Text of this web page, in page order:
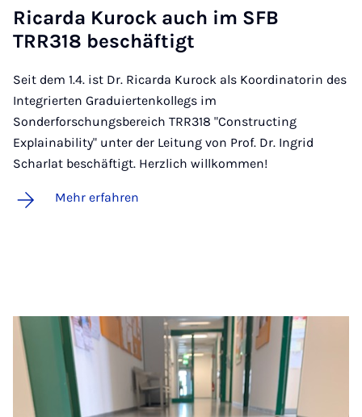
Ri­car­da Kurock auch im SFB
TRR318 be­schäf­tigt
Seit dem 1.4. ist Dr. Ricarda Kurock als Koordinatorin des
Integrierten Graduiertenkollegs im
Sonderforschungsbereich TRR318 "Constructing
Explainability" unter der Leitung von Prof. Dr. Ingrid
Scharlat beschäftigt. Herzlich willkommen!
Mehr erfahren